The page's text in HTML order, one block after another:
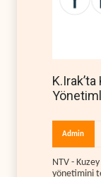
Admin
NTV -
yönetimini